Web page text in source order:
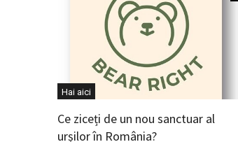
Hai aici
Ce ziceți de un nou sanctuar al
urșilor în România?